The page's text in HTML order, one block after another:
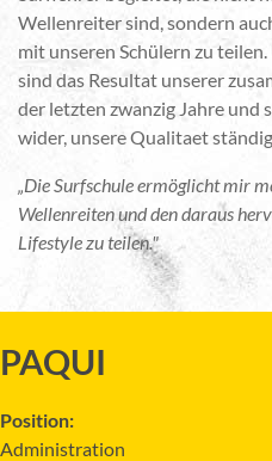
Wellenreiter sind, sondern
mit unseren Schülern zu
sind das Resultat unserer
der letzten zwanzig Jahre und
wider, unsere Qualitaet
„Die Surfschule ermöglicht mir
Wellenreiten und den daraus
Lifestyle zu teilen."
PAQUI
Position:
Administration